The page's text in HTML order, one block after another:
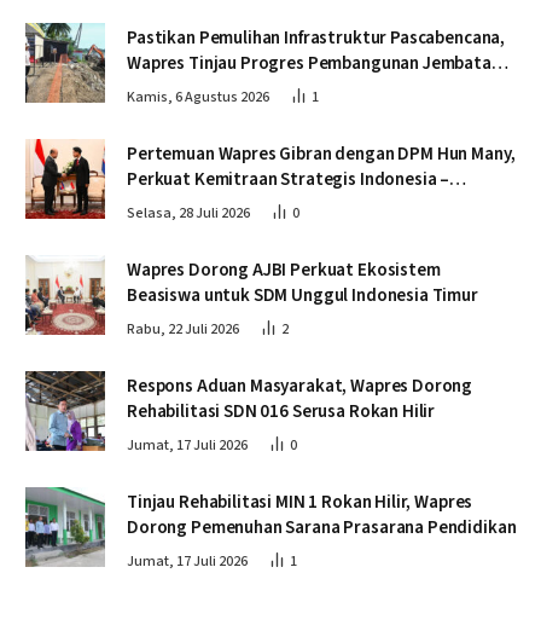
Pastikan Pemulihan Infrastruktur Pascabencana,
Wapres Tinjau Progres Pembangunan Jembatan
Krueng Tingkeum Bireuen
Kamis, 6 Agustus 2026 1
Pertemuan Wapres Gibran dengan DPM Hun Many,
Perkuat Kemitraan Strategis Indonesia –
Kamboja
Selasa, 28 Juli 2026 0
Wapres Dorong AJBI Perkuat Ekosistem
Beasiswa untuk SDM Unggul Indonesia Timur
Rabu, 22 Juli 2026 2
Respons Aduan Masyarakat, Wapres Dorong
Rehabilitasi SDN 016 Serusa Rokan Hilir
Jumat, 17 Juli 2026 0
Tinjau Rehabilitasi MIN 1 Rokan Hilir, Wapres
Dorong Pemenuhan Sarana Prasarana Pendidikan
Jumat, 17 Juli 2026 1